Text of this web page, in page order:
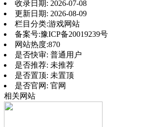
收录日期: 2026-07-08
更新日期: 2026-08-09
栏目分类:游戏网站
备案号:豫ICP备20019239号
网站热度:870
是否快审: 普通用户
是否推荐: 未推荐
是否置顶: 未置顶
是否官网: 官网
相关网站